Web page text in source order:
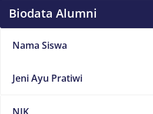
Biodata Alumni
Nama Siswa
Jeni Ayu Pratiwi
NIK